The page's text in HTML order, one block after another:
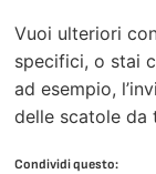
Vuoi ulteriori
specifici, o stai
ad esempio,
delle scatole da
Condividi questo: